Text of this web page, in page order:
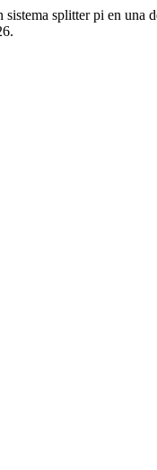
splitter pi en una